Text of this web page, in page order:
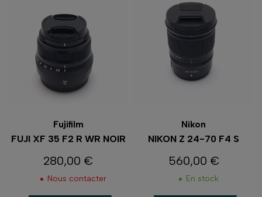
Fujifilm
FUJI XF 35 F2 R WR NOIR
Prix
280,00 €
Nous contacter
Nikon
NIKON Z 24-70 F4 S
Prix
560,00 €
En stock